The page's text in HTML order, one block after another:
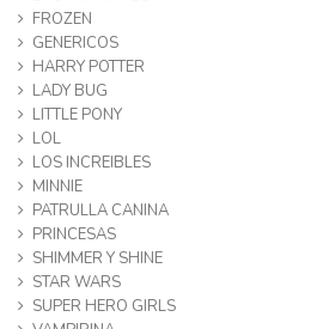
FROZEN
GENERICOS
HARRY POTTER
LADY BUG
LITTLE PONY
LOL
LOS INCREIBLES
MINNIE
PATRULLA CANINA
PRINCESAS
SHIMMER Y SHINE
STAR WARS
SUPER HERO GIRLS